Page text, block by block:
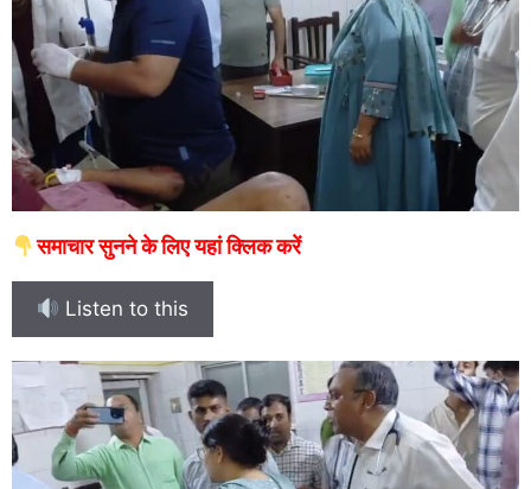
समाचार सुनने के लिए यहां क्लिक करें
Listen to this